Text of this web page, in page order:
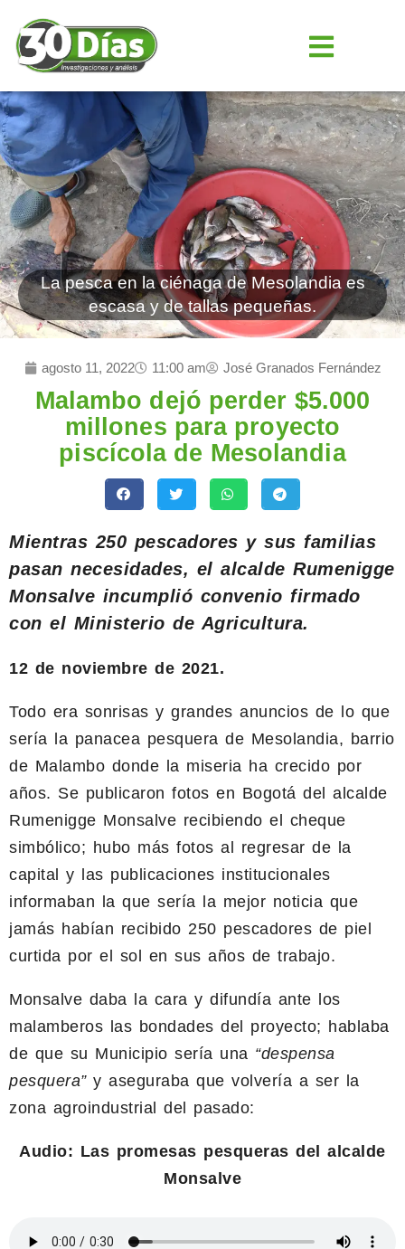
La pesca en la ciénaga de Mesolandia es
escasa y de tallas pequeñas.
agosto 11, 2022 11:00 am José Granados Fernández
Malambo dejó perder $5.000
millones para proyecto
piscícola de Mesolandia
Mientras 250 pescadores y sus familias
pasan necesidades, el alcalde Rumenigge
Monsalve incumplió convenio firmado
con el Ministerio de Agricultura.
12 de noviembre de 2021.
Todo era sonrisas y grandes anuncios de lo que
sería la panacea pesquera de Mesolandia, barrio
de Malambo donde la miseria ha crecido por
años. Se publicaron fotos en Bogotá del alcalde
Rumenigge Monsalve recibiendo el cheque
simbólico; hubo más fotos al regresar de la
capital y las publicaciones institucionales
informaban la que sería la mejor noticia que
jamás habían recibido 250 pescadores de piel
curtida por el sol en sus años de trabajo.
Monsalve daba la cara y difundía ante los
malamberos las bondades del proyecto; hablaba
de que su Municipio sería una “despensa
pesquera”y aseguraba que volvería a ser la
zona agroindustrial del pasado:
Audio: Las promesas pesqueras del alcalde
Monsalve